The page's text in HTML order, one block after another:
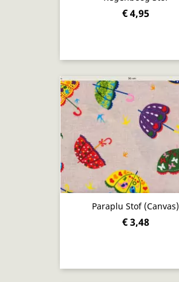
€ 4,95
Paraplu Stof (canvas)
€ 3,48